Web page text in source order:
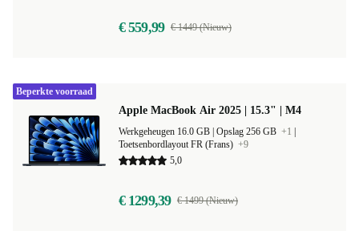
€ 559,99 € 1449 (Nieuw)
Apple MacBook Air 2025 | 15.3" | M4
Opslag 256 GB +1
Toetsenbordlayout FR (Frans) +9
5,0
€ 1299,39 € 1499 (Nieuw)
Beperkte voorraad